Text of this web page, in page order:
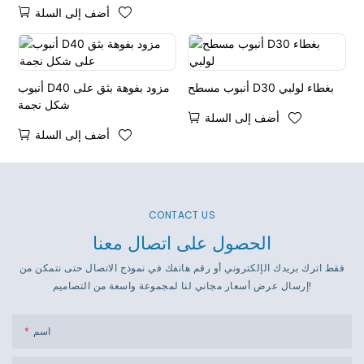
وزهرةأضف إلى السلة
أنبوب D40 مزود بفوهة بثق على
شكل نجمة
أضف إلى السلة
أنبوب مسطح D30 بغطاء لولبي
أضف إلى السلة
CONTACT US
الحصول على اتصال معنا
فقط اترك بريدك الإلكتروني أو رقم هاتفك في نموذج الاتصال حتى نتمكن من
إرسال عرض أسعار مجاني لنا لمجموعة واسعة من التصاميم!
اسم